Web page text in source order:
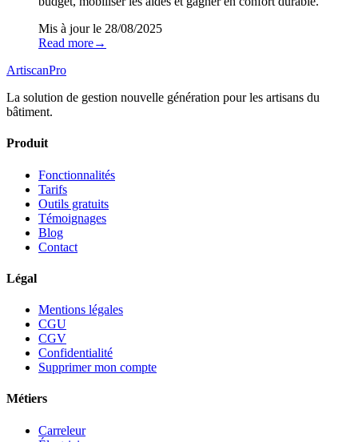
Mis à jour le 28/08/2025
Read more→
ArtiscanPro
La solution de gestion nouvelle génération pour les artisans du
bâtiment.
Produit
Fonctionnalités
Tarifs
Outils gratuits
Témoignages
Blog
Contact
Légal
Mentions légales
CGU
CGV
Confidentialité
Supprimer mon compte
Métiers
Carreleur